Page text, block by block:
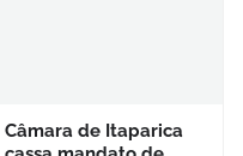
Câmara de Itaparica